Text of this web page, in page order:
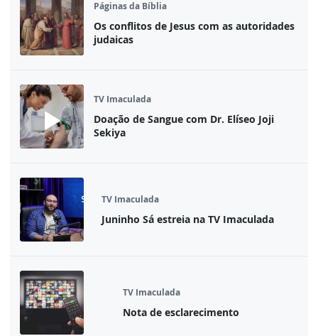
Páginas da Bíblia
Os conflitos de Jesus com as autoridades
judaicas
TV Imaculada
Doação de Sangue com Dr. Elíseo Joji
Sekiya
TV Imaculada
Juninho Sá estreia na TV Imaculada
TV Imaculada
Nota de esclarecimento